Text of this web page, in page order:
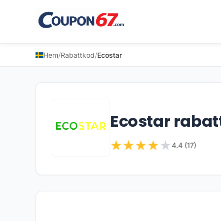
Hem/Rabattkod/Ecostar
Ecostar
★★★★★4.4 (17)